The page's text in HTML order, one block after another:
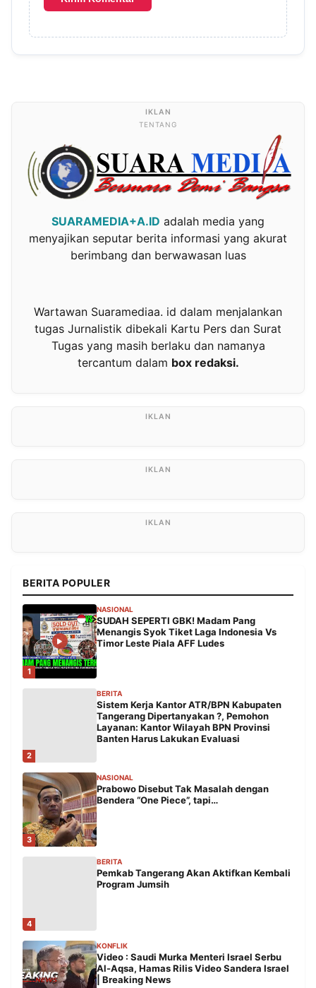
TENTANG
SUARAMEDIA+A.ID adalah media yang
menyajikan seputar berita informasi yang akurat
berimbang dan berwawasan luas
Wartawan Suaramediaa. id dalam menjalankan
tugas Jurnalistik dibekali Kartu Pers dan Surat
Tugas yang masih berlaku dan namanya
tercantum dalam box redaksi.
BERITA POPULER
1
NASIONAL
SUDAH SEPERTI GBK! Madam Pang
Menangis Syok Tiket Laga Indonesia Vs
Timor Leste Piala AFF Ludes
2
BERITA
Sistem Kerja Kantor ATR/BPN Kabupaten
Tangerang Dipertanyakan ?, Pemohon
Layanan: Kantor Wilayah BPN Provinsi
Banten Harus Lakukan Evaluasi
3
NASIONAL
Prabowo Disebut Tak Masalah dengan
Bendera “One Piece”, tapi…
4
BERITA
Pemkab Tangerang Akan Aktifkan Kembali
Program Jumsih
KONFLIK
Video : Saudi Murka Menteri Israel Serbu
Al-Aqsa, Hamas Rilis Video Sandera Israel
| Breaking News